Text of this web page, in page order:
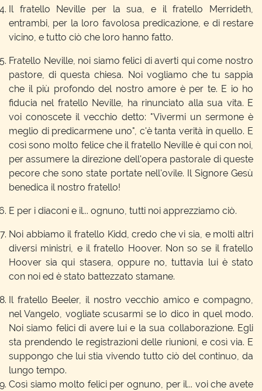
Il fratello Neville per la sua, e il fratello Merrideth,
entrambi, per la loro favolosa predicazione, e di restare
vicino, e tutto ciò che loro hanno fatto.
Fratello Neville, noi siamo felici di averti qui come nostro
pastore, di questa chiesa. Noi vogliamo che tu sappia
che il più profondo del nostro amore è per te. E io ho
fiducia nel fratello Neville, ha rinunciato alla sua vita. E
voi conoscete il vecchio detto: "Vivermi un sermone è
meglio di predicarmene uno", c'è tanta verità in quello. E
così sono molto felice che il fratello Neville è qui con noi,
per assumere la direzione dell'opera pastorale di queste
pecore che sono state portate nell'ovile. Il Signore Gesù
benedica il nostro fratello!
E per i diaconi e il... ognuno, tutti noi apprezziamo ciò.
Noi abbiamo il fratello Kidd, credo che vi sia, e molti altri
diversi ministri, e il fratello Hoover. Non so se il fratello
Hoover sia qui stasera, oppure no, tuttavia lui è stato
con noi ed è stato battezzato stamane.
Il fratello Beeler, il nostro vecchio amico e compagno,
nel Vangelo, vogliate scusarmi se lo dico in quel modo.
Noi siamo felici di avere lui e la sua collaborazione. Egli
sta prendendo le registrazioni delle riunioni, e così via. E
suppongo che lui stia vivendo tutto ciò del continuo, da
lungo tempo.
Così siamo molto felici per ognuno, per il... voi che avete